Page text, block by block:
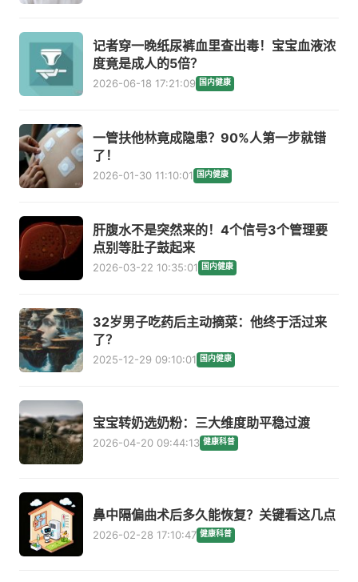
记者穿一晚纸尿裤血里查出毒！宝宝血液浓
度竟是成人的5倍？
2026-06-18 17:21:09 国内健康
一管扶他林竟成隐患？90%人第一步就错
了！
2026-01-30 11:10:01 国内健康
肝腹水不是突然来的！4个信号3个管理要
点别等肚子鼓起来
2026-03-22 10:35:01 国内健康
32岁男子吃药后主动摘菜：他终于活过来
了？
2025-12-29 09:10:01 国内健康
宝宝转奶选奶粉：三大维度助平稳过渡
2026-04-20 09:44:13 健康科普
鼻中隔偏曲术后多久能恢复？关键看这几点
2026-02-28 17:10:47 健康科普